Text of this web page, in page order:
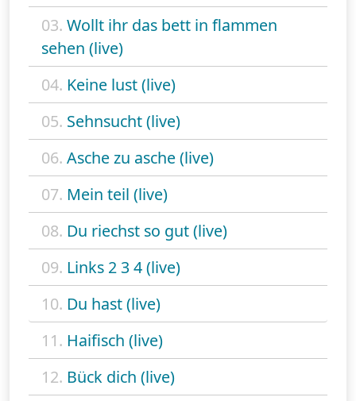
03. Wollt ihr das bett in flammen
sehen (live)
04. Keine lust (live)
05. Sehnsucht (live)
06. Asche zu asche (live)
07. Mein teil (live)
08. Du riechst so gut (live)
09. Links 2 3 4 (live)
10. Du hast (live)
11. Haifisch (live)
12. Bück dich (live)